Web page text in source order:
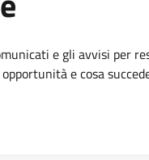
e gli avvisi per
e cosa